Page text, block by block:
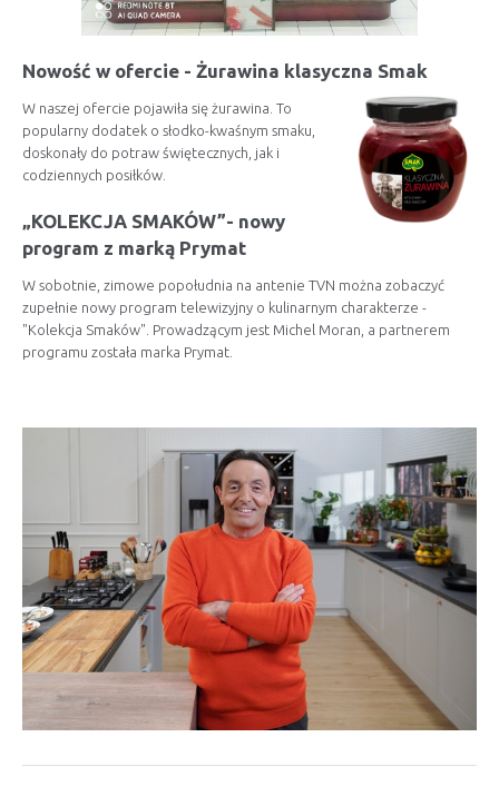
Nowość w ofercie - Żurawina klasyczna Smak
W naszej ofercie pojawiła się żurawina. To
popularny dodatek o słodko-kwaśnym smaku,
doskonały do potraw świętecznych, jak i
codziennych posiłków.
„KOLEKCJA SMAKÓW”- nowy
program z marką Prymat
W sobotnie, zimowe popołudnia na antenie TVN można zobaczyć
zupełnie nowy program telewizyjny o kulinarnym charakterze -
"Kolekcja Smaków". Prowadzącym jest Michel Moran, a partnerem
programu została marka Prymat.